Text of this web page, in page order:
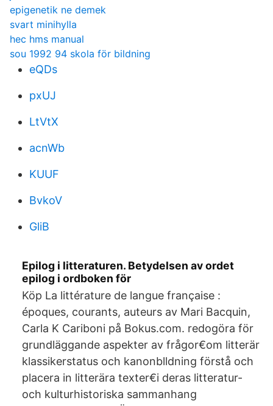
epigenetik ne demek
svart minihylla
hec hms manual
sou 1992 94 skola för bildning
eQDs
pxUJ
LtVtX
acnWb
KUUF
BvkoV
GliB
Epilog i litteraturen. Betydelsen av ordet
epilog i ordboken för
Köp La littérature de langue française :
époques, courants, auteurs av Mari Bacquin,
Carla K Cariboni på Bokus.com. redogöra för
grundläggande aspekter av frågor€om litterär
klassikerstatus och kanonblldning förstå och
placera in litterära texter€i deras litteratur-
och kulturhistoriska sammanhang